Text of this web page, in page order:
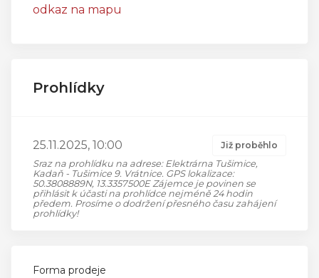
odkaz na mapu
Prohlídky
25.11.2025, 10:00
Již proběhlo
Sraz na prohlídku na adrese: Elektrárna Tušimice,
Kadaň - Tušimice 9. Vrátnice. GPS lokalizace:
50.3808889N, 13.3357500E Zájemce je povinen se
přihlásit k účasti na prohlídce nejméně 24 hodin
předem. Prosíme o dodržení přesného času zahájení
prohlídky!
Forma prodeje